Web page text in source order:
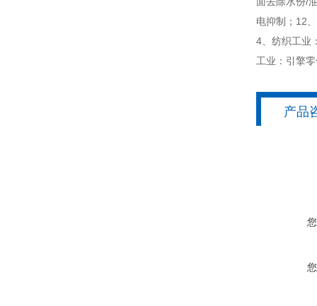
电抑制；12
4、纺织工业
工业：引擎
产品